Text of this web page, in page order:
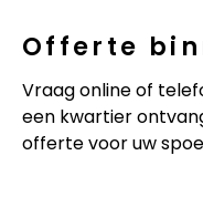
Offerte
Vraag online of
een kwartier
offerte voor uw